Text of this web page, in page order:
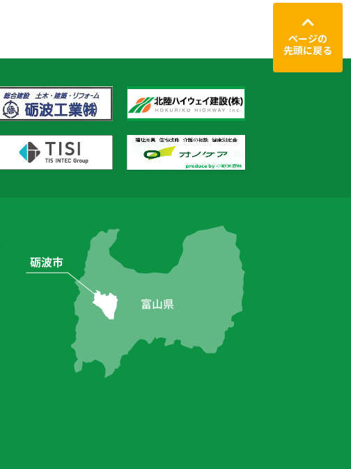
ページの
先頭に戻る